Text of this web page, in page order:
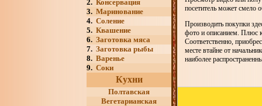
2. Консервация
3. Маринование
4. Соление
5. Квашение
6. Заготовка мяса
7. Заготовка рыбы
8. Варенье
9. Соки
Кухни
Полтавская
Вегетарианская
посетитель может смело
Производить покупки
фото и описанием. Плюс
Соответственно,
месте втайне от
наиболее